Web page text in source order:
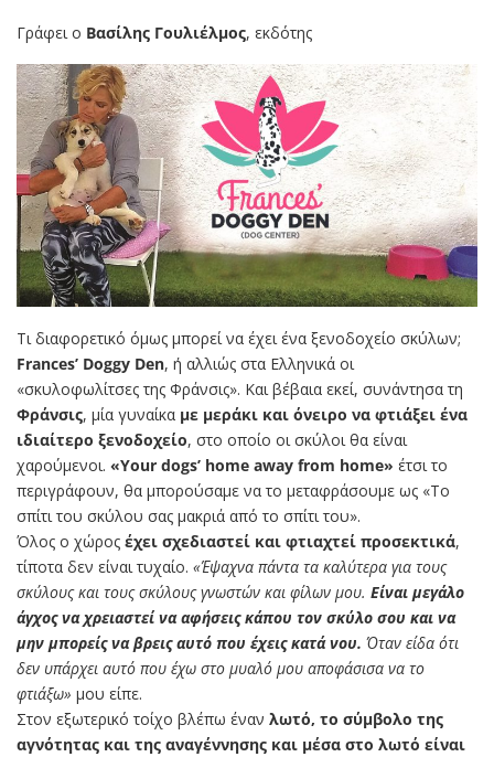
Γράφει ο Βασίλης Γουλιέλμος, εκδότης
Τι διαφορετικό όμως μπορεί να έχει ένα ξενοδοχείο σκύλων;
Frances’ Doggy Den, ή αλλιώς στα Ελληνικά οι
«σκυλοφωλίτσες της Φράνσις». Και βέβαια εκεί, συνάντησα τη
Φράνσις, μία γυναίκα με μεράκι και όνειρο να φτιάξει ένα
ιδιαίτερο ξενοδοχείο, στο οποίο οι σκύλοι θα είναι
χαρούμενοι. «Your dogs’ home away from home» έτσι το
περιγράφουν, θα μπορούσαμε να το μεταφράσουμε ως «Το
σπίτι του σκύλου σας μακριά από το σπίτι του».
Όλος ο χώρος έχει σχεδιαστεί και φτιαχτεί προσεκτικά,
τίποτα δεν είναι τυχαίο. «Έψαχνα πάντα τα καλύτερα για τους
σκύλους και τους σκύλους γνωστών και φίλων μου. Είναι μεγάλο
άγχος να χρειαστεί να αφήσεις κάπου τον σκύλο σου και να
μην μπορείς να βρεις αυτό που έχεις κατά νου. Όταν είδα ότι
δεν υπάρχει αυτό που έχω στο μυαλό μου αποφάσισα να το
φτιάξω» μου είπε.
Στον εξωτερικό τοίχο βλέπω έναν λωτό, το σύμβολο της
αγνότητας και της αναγέννησης και μέσα στο λωτό είναι